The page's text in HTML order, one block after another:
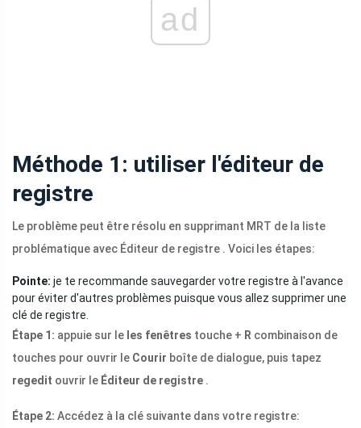
ad
Méthode 1: utiliser l'éditeur de
registre
Le problème peut être résolu en supprimant MRT de la liste
problématique avec Éditeur de registre . Voici les étapes:
Pointe: je te recommande sauvegarder votre registre à l'avance
pour éviter d'autres problèmes puisque vous allez supprimer une
clé de registre.
Étape 1: appuie sur le les fenêtres touche + R combinaison de
touches pour ouvrir le Courir boîte de dialogue, puis tapez
regedit ouvrir le Éditeur de registre .
Étape 2: Accédez à la clé suivante dans votre registre: